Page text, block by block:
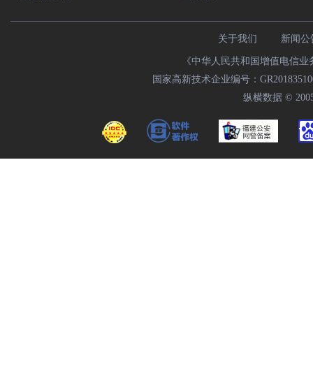
关于我们 新闻公
《中华人民共和国增值电信
国家高新技术企业编号：
纵横数据 ©